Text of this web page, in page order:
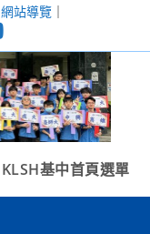
網站導覽｜
KLSH基中首頁選單